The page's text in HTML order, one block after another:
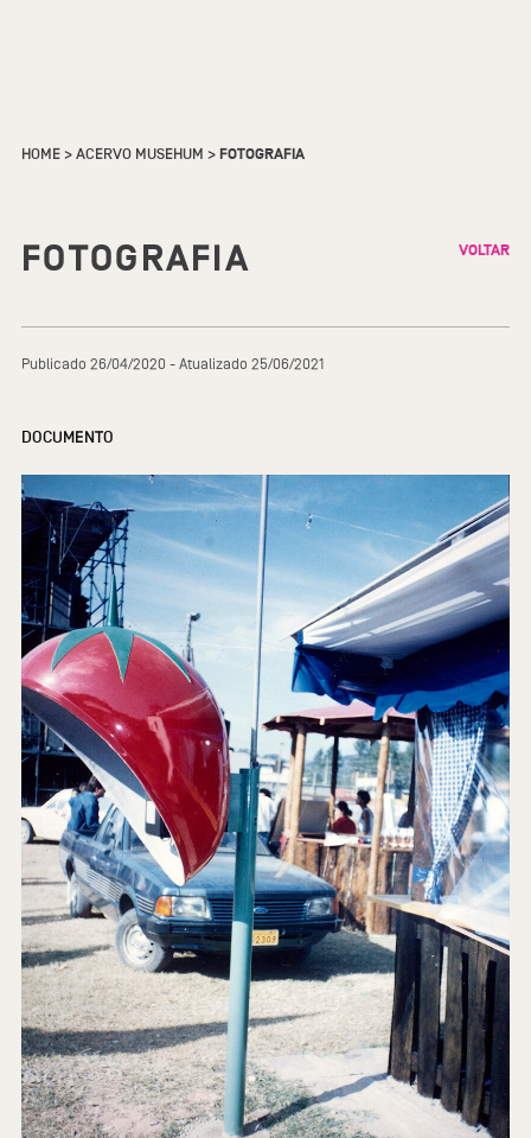
HOME>ACERVO MUSEHUM >FOTOGRAFIA
FOTOGRAFIA VOLTAR
Publicado 26/04/2020 - Atualizado 25/06/2021
DOCUMENTO